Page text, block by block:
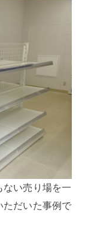
い売り場を一
ただいた事例で